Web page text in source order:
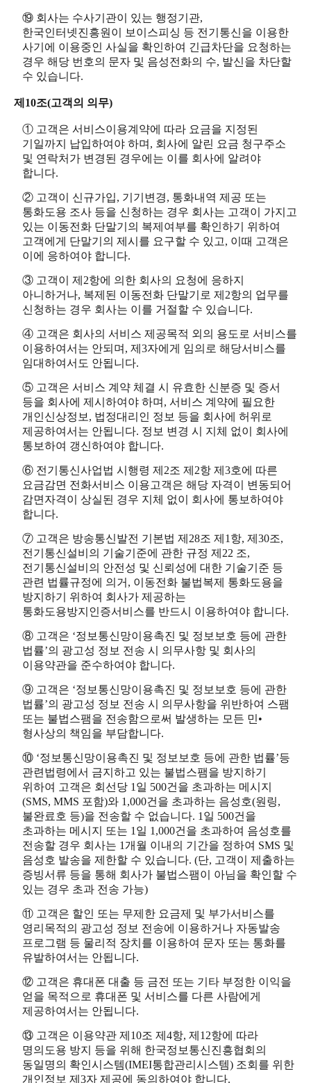
⑲ 회사는 수사기관이 있는 행정기관,
한국인터넷진흥원이 보이스피싱 등 전기통신을 이용한
사기에 이용중인 사실을 확인하여 긴급차단을 요청하는
경우 해당 번호의 문자 및 음성전화의 수, 발신을 차단할
수 있습니다.
제10조(고객의 의무)
① 고객은 서비스이용계약에 따라 요금을 지정된
기일까지 납입하여야 하며, 회사에 알린 요금 청구주소
및 연락처가 변경된 경우에는 이를 회사에 알려야
합니다.
② 고객이 신규가입, 기기변경, 통화내역 제공 또는
통화도용 조사 등을 신청하는 경우 회사는 고객이 가지고
있는 이동전화 단말기의 복제여부를 확인하기 위하여
고객에게 단말기의 제시를 요구할 수 있고, 이때 고객은
이에 응하여야 합니다.
③ 고객이 제2항에 의한 회사의 요청에 응하지
아니하거나, 복제된 이동전화 단말기로 제2항의 업무를
신청하는 경우 회사는 이를 거절할 수 있습니다.
④ 고객은 회사의 서비스 제공목적 외의 용도로 서비스를
이용하여서는 안되며, 제3자에게 임의로 해당서비스를
임대하여서도 안됩니다.
⑤ 고객은 서비스 계약 체결 시 유효한 신분증 및 증서
등을 회사에 제시하여야 하며, 서비스 계약에 필요한
개인신상정보, 법정대리인 정보 등을 회사에 허위로
제공하여서는 안됩니다. 정보 변경 시 지체 없이 회사에
통보하여 갱신하여야 합니다.
⑥ 전기통신사업법 시행령 제2조 제2항 제3호에 따른
요금감면 전화서비스 이용고객은 해당 자격이 변동되어
감면자격이 상실된 경우 지체 없이 회사에 통보하여야
합니다.
⑦ 고객은 방송통신발전 기본법 제28조 제1항, 제30조,
전기통신설비의 기술기준에 관한 규정 제22 조,
전기통신설비의 안전성 및 신뢰성에 대한 기술기준 등
관련 법률규정에 의거, 이동전화 불법복제 통화도용을
방지하기 위하여 회사가 제공하는
통화도용방지인증서비스를 반드시 이용하여야 합니다.
⑧ 고객은 ‘정보통신망이용촉진 및 정보보호 등에 관한
법률’의 광고성 정보 전송 시 의무사항 및 회사의
이용약관을 준수하여야 합니다.
⑨ 고객은 ‘정보통신망이용촉진 및 정보보호 등에 관한
법률’의 광고성 정보 전송 시 의무사항을 위반하여 스팸
또는 불법스팸을 전송함으로써 발생하는 모든 민•
형사상의 책임을 부담합니다.
⑩ ‘정보통신망이용촉진 및 정보보호 등에 관한 법률’등
관련법령에서 금지하고 있는 불법스팸을 방지하기
위하여 고객은 회선당 1일 500건을 초과하는 메시지
(SMS, MMS 포함)와 1,000건을 초과하는 음성호(원링,
불완료호 등)을 전송할 수 없습니다. 1일 500건을
초과하는 메시지 또는 1일 1,000건을 초과하여 음성호를
전송할 경우 회사는 1개월 이내의 기간을 정하여 SMS 및
음성호 발송을 제한할 수 있습니다. (단, 고객이 제출하는
증빙서류 등을 통해 회사가 불법스팸이 아님을 확인할 수
있는 경우 초과 전송 가능)
⑪ 고객은 할인 또는 무제한 요금제 및 부가서비스를
영리목적의 광고성 정보 전송에 이용하거나 자동발송
프로그램 등 물리적 장치를 이용하여 문자 또는 통화를
유발하여서는 안됩니다.
⑫ 고객은 휴대폰 대출 등 금전 또는 기타 부정한 이익을
얻을 목적으로 휴대폰 및 서비스를 다른 사람에게
제공하여서는 안됩니다.
⑬ 고객은 이용약관 제10조 제4항, 제12항에 따라
명의도용 방지 등을 위해 한국정보통신진흥협회의
동일명의 확인시스템(IMEI통합관리시스템) 조회를 위한
개인정보 제3자 제공에 동의하여야 합니다.